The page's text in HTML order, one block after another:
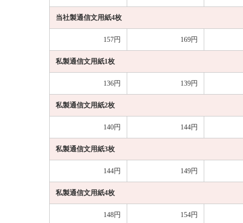
当社製通信文用紙4枚
157円 169円
私製通信文用紙1枚
136円 139円
私製通信文用紙2枚
140円 144円
私製通信文用紙3枚
144円 149円
私製通信文用紙4枚
148円 154円